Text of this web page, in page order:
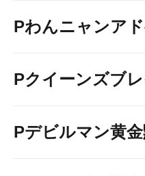
Pわんニャンア
Pクイーンズブ
Pデビルマン黄